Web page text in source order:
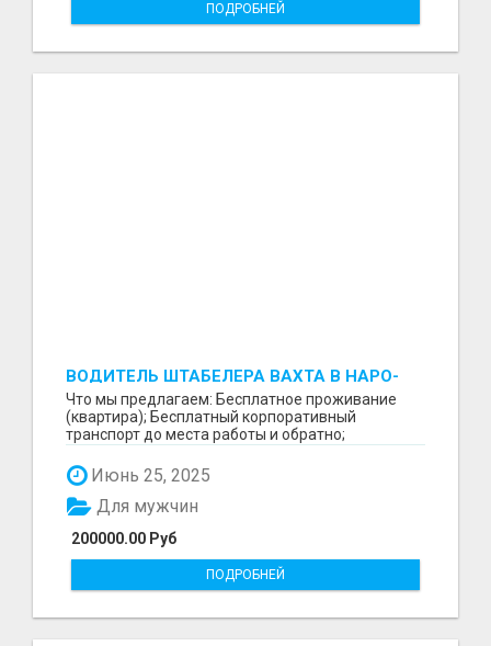
ПОДРОБНЕЙ
ВОДИТЕЛЬ ШТАБЕЛЕРА ВАХТА В НАРО-
ФОМИНСКЕ
Что мы предлагаем: Бесплатное проживание
(квартира); Бесплатный корпоративный
транспорт до места работы и обратно;
Июнь 25, 2025
200000.00 Руб
Для мужчин
ПОДРОБНЕЙ